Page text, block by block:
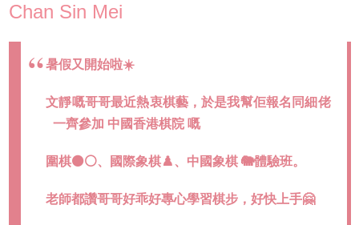
Chan Sin Mei
暑假又開始啦☀️
文靜嘅哥哥最近熱衷棋藝，於是我幫佢報名同細佬
一齊參加 中國香港棋院 嘅
圍棋⚫️⚪️、國際象棋♟️、中國象棋 🐘體驗班。
老師都讚哥哥好乖好專心學習棋步，好快上手🤗